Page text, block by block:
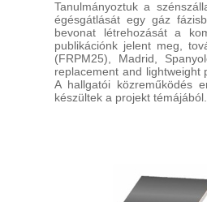
Tanulmányoztuk a
égésgátlását egy gáz
bevonat létrehozását a
publikációnk jelent meg,
(FRPM25), Madrid,
replacement and lightweight
A hallgatói közreműködés
készültek a projekt témájából.